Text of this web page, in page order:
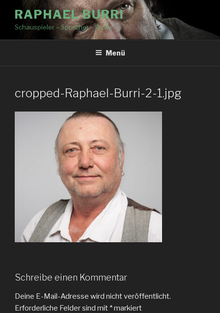
RAPHAEL BURRI
Schauspieler – Sprecher – Autor
Menü
cropped-Raphael-Burri-2-1.jpg
Schreibe einen Kommentar
Deine E-Mail-Adresse wird nicht veröffentlicht.
Erforderliche Felder sind mit *markiert